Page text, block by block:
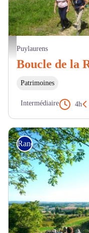
Randonneurs - Les chemins du
Puylaurens
Boucle de la
Patrimoines
Intermédiaire 4h
Randonnée